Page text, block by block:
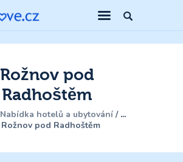
Rožnov pod
Radhoštěm
Nabídka hotelů a ubytování
...
Rožnov pod Radhoštěm